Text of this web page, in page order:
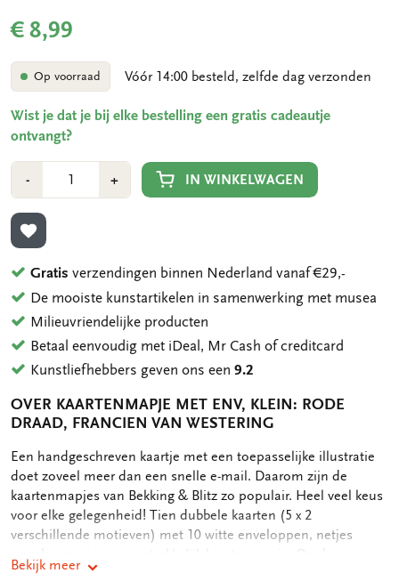
€ 8,99
Op voorraad Vóór 14:00 besteld, zelfde dag verzonden
Wist je dat je bij elke bestelling een gratis cadeautje
ontvangt?
-Min
1
+Plus
1
IN WINKELWAGEN
TOEVOEGEN AAN VERLANGLIJST
Gratis verzendingen binnen Nederland vanaf €29,-
De mooiste kunstartikelen in samenwerking met musea
Milieuvriendelijke producten
Betaal eenvoudig met iDeal, Mr Cash of creditcard
Kunstliefhebbers geven ons een9.2
OVER KAARTENMAPJE MET ENV, KLEIN: RODE
DRAAD, FRANCIEN VAN WESTERING
OMSCHRIJVING
Een handgeschreven kaartje met een toepasselijke illustratie
doet zoveel meer dan een snelle e-mail. Daarom zijn de
kaartenmapjes van Bekking & Blitz zo populair. Heel veel keus
voor elke gelegenheid! Tien dubbele kaarten (5 x 2
verschillende motieven) met 10 witte enveloppen, netjes
achterkant van het mapje staan de verschillende motieven
Bekijk meer